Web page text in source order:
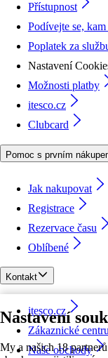
Nastavení
My a našich 18
Přístupnost
Podívejte se,
Poplatek za
Nastavení
Možnosti platby
itesco.cz
Clubcard
Pomoc s prvním
Jak nakupovat
Registrace
Rezervace času
Oblíbené
Kontakt
itesco.cz
Zákaznické
Naše obchody